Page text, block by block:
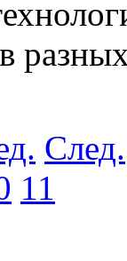
След.
11